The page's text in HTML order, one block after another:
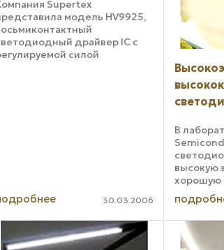
Supertex
модель HV9925,
драйвер IC с
силой
30.03.2006
В
высокую
хорошую